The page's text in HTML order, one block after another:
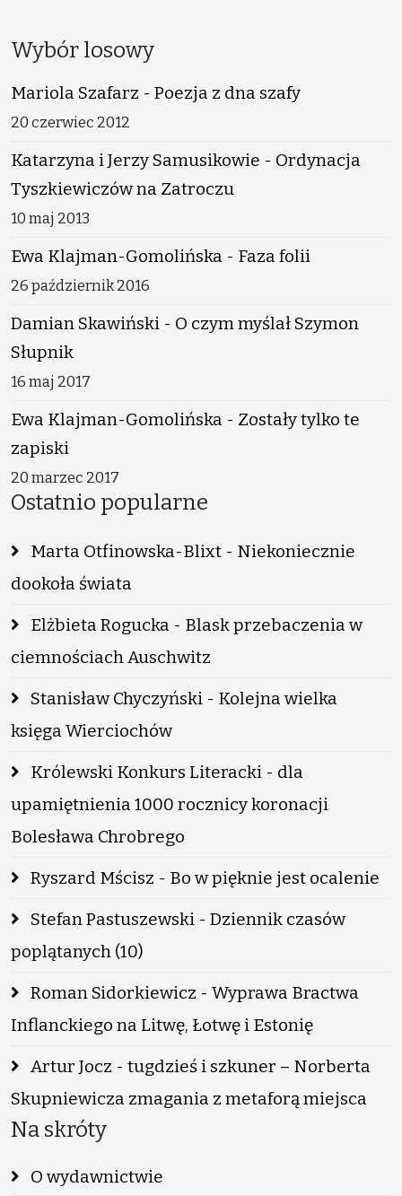
Wybór losowy
Mariola Szafarz - Poezja z dna szafy
20 czerwiec 2012
Katarzyna i Jerzy Samusikowie - Ordynacja
Tyszkiewiczów na Zatroczu
10 maj 2013
Ewa Klajman-Gomolińska - Faza folii
26 październik 2016
Damian Skawiński - O czym myślał Szymon
Słupnik
16 maj 2017
Ewa Klajman-Gomolińska - Zostały tylko te
zapiski
20 marzec 2017
Ostatnio popularne
Marta Otfinowska-Blixt - Niekoniecznie
dookoła świata
Elżbieta Rogucka - Blask przebaczenia w
ciemnościach Auschwitz
Stanisław Chyczyński - Kolejna wielka
księga Wierciochów
Królewski Konkurs Literacki - dla
upamiętnienia 1000 rocznicy koronacji
Bolesława Chrobrego
Ryszard Mścisz - Bo w pięknie jest ocalenie
Stefan Pastuszewski - Dziennik czasów
poplątanych (10)
Roman Sidorkiewicz - Wyprawa Bractwa
Inflanckiego na Litwę, Łotwę i Estonię
Artur Jocz - tugdzieś i szkuner – Norberta
Skupniewicza zmagania z metaforą miejsca
Na skróty
O wydawnictwie